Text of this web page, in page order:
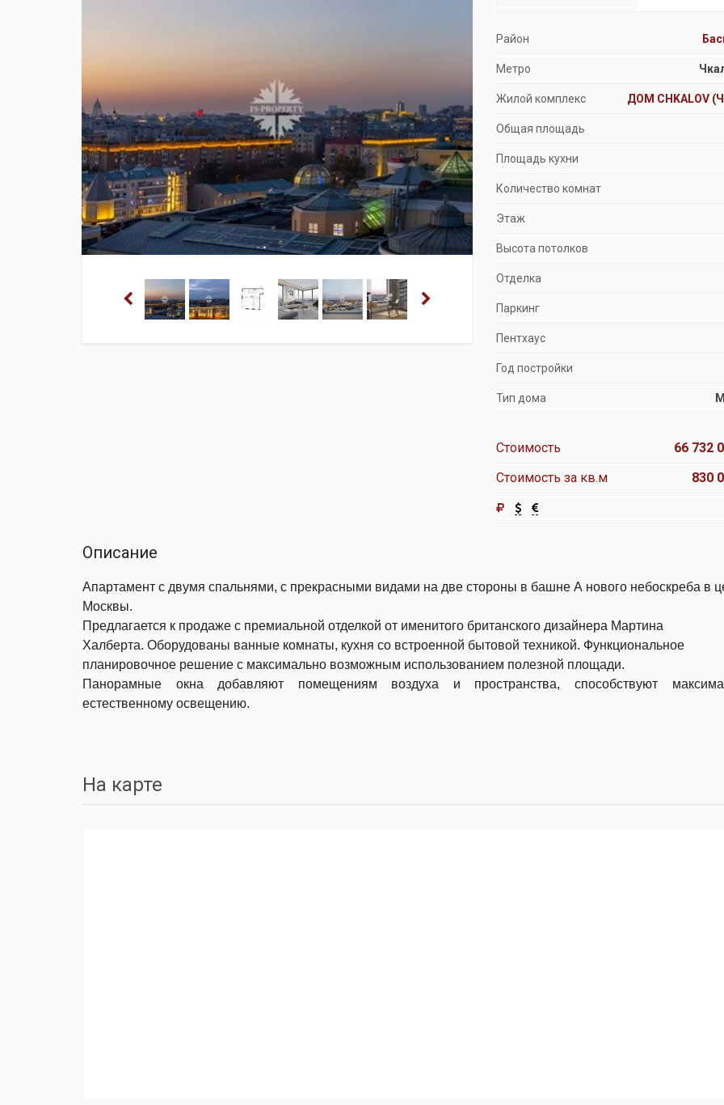
Район
Метро
Жилой комплекс ДОМ CHKALOV
Общая площадь
Площадь кухни
Количество комнат
Этаж
Высота потолков
Отделка
Паркинг
Пентхаус
Год постройки
Тип дома
Стоимость
66 732
Стоимость за кв.м
830
Описание
Апартамент с двумя спальнями, с прекрасными видами на две стороны в башне А нового небоскреба в
Москвы.
Предлагается к продаже c премиальной отделкой от именитого британского дизайнера Мартина
Халберта. Оборудованы ванные комнаты, кухня со встроенной бытовой техникой. Функциональное
планировочное решение с максимально возможным использованием полезной площади.
Панорамные окна добавляют помещениям воздуха и пространства, способствуют
естественному освещению.
На карте